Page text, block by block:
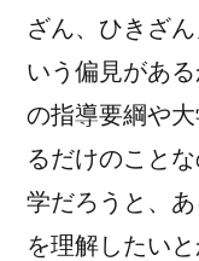
ざん、ひきざ
いう偏見があ
の指導要綱や
るだけのこと
学だろうと、
を理解したい